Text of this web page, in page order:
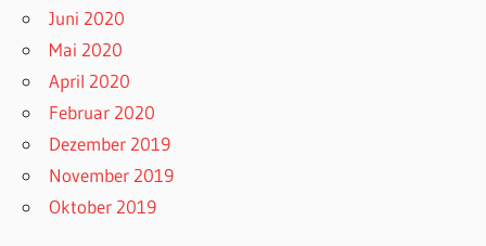
Juni 2020
Mai 2020
April 2020
Februar 2020
Dezember 2019
November 2019
Oktober 2019